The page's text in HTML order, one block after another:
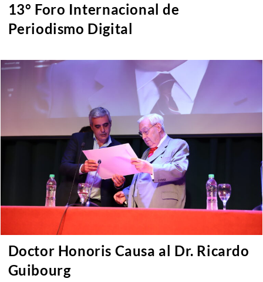
13° Foro Internacional de
Periodismo Digital
Doctor Honoris Causa al Dr. Ricardo
Guibourg